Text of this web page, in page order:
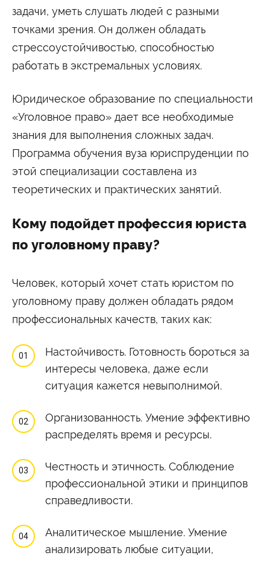
задачи, уметь слушать людей с разными
точками зрения. Он должен обладать
стрессоустойчивостью, способностью
работать в экстремальных условиях.
Юридическое образование по специальности
«Уголовное право» дает все необходимые
знания для выполнения сложных задач.
Программа обучения вуза юриспруденции по
этой специализации составлена из
теоретических и практических занятий.
Кому подойдет профессия юриста
по уголовному праву?
Человек, который хочет стать юристом по
уголовному праву должен обладать рядом
профессиональных качеств, таких как:
Настойчивость. Готовность бороться за
интересы человека, даже если
ситуация кажется невыполнимой.
Организованность. Умение эффективно
распределять время и ресурсы.
Честность и этичность. Соблюдение
профессиональной этики и принципов
справедливости.
Аналитическое мышление. Умение
анализировать любые ситуации,